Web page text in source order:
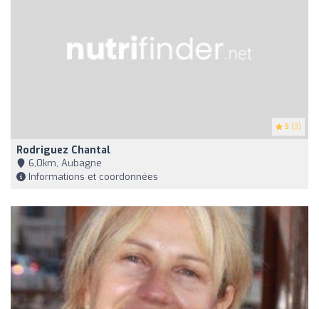
5 (3)
Rodriguez Chantal
6,0km, Aubagne
Informations et coordonnées